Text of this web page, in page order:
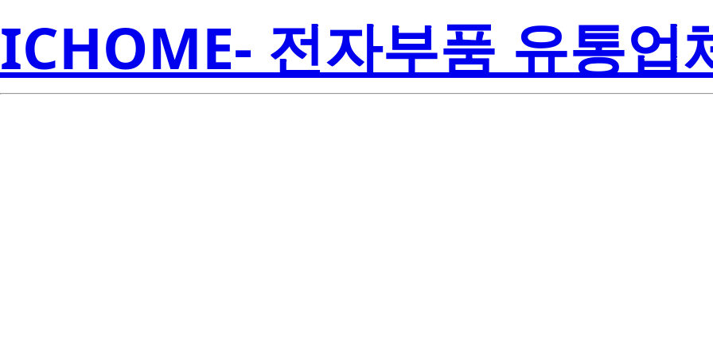
ICHOME- 전자부품 유통업